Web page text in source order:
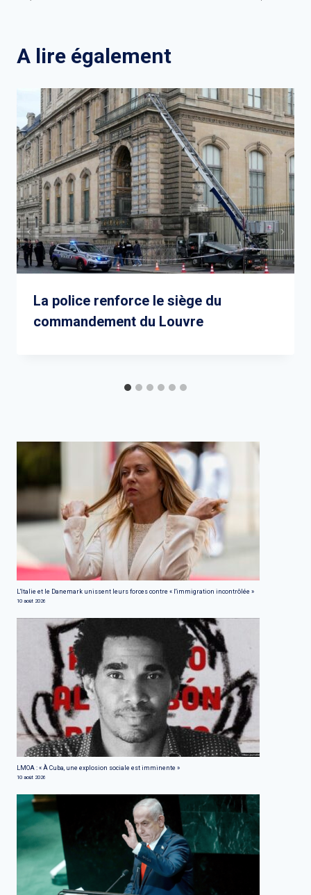
A lire également
La police renforce le siège du
commandement du Louvre
L'Italie et le Danemark unissent leurs forces contre « l'immigration incontrôlée »
10 août 2026
LMOA : « À Cuba, une explosion sociale est imminente »
10 août 2026